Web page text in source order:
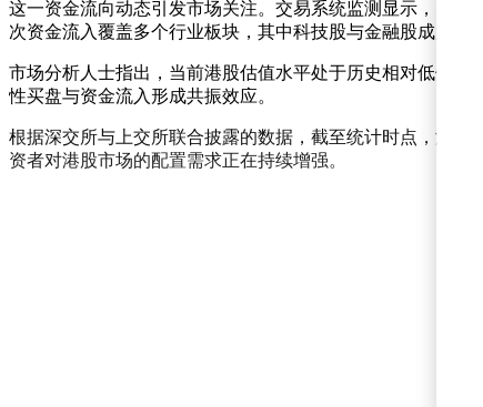
这一资金流向动态引发市场关注。交易系统监测显示，自开
次资金流入覆盖多个行业板块，其中科技股与金融股成为主
市场分析人士指出，当前港股估值水平处于历史相对低位
性买盘与资金流入形成共振效应。
根据深交所与上交所联合披露的数据，截至统计时点，港股
资者对港股市场的配置需求正在持续增强。